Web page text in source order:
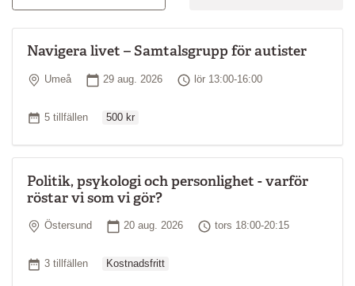
Navigera livet – Samtalsgrupp för autister
Plats
Umeå Startdatum
29 aug. 2026 Tid
lör 13:00-16:00
Antal tillfällen
5 tillfällen 500 kr
Politik, psykologi och personlighet - varför
röstar vi som vi gör?
Plats
Östersund Startdatum
20 aug. 2026 Tid
tors 18:00-20:15
Antal tillfällen
3 tillfällen Kostnadsfritt